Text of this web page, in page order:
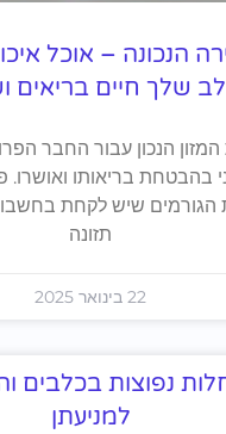
הנכונה – אוכל
שלך חיים בריאים
הנכון עבור החבר
בהבטחת בריאותו ואושרו.
הגורמים שיש לקחת
תזונה
22 בינואר 2025
נפוצות בכלבים
למניעתן